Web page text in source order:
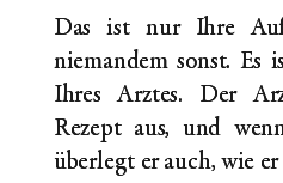
Das ist nur Ihre
niemandem sonst. Es
Ihres Arztes. Der
Rezept aus, und
überlegt er auch, wie